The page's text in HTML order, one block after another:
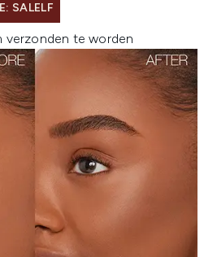
SALELF
verzonden te worden